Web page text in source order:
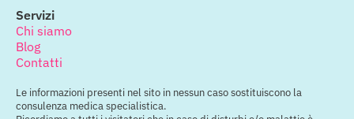
Servizi
Chi siamo
Blog
Contatti
Le informazioni presenti nel sito in nessun caso sostituiscono la
consulenza medica specialistica.